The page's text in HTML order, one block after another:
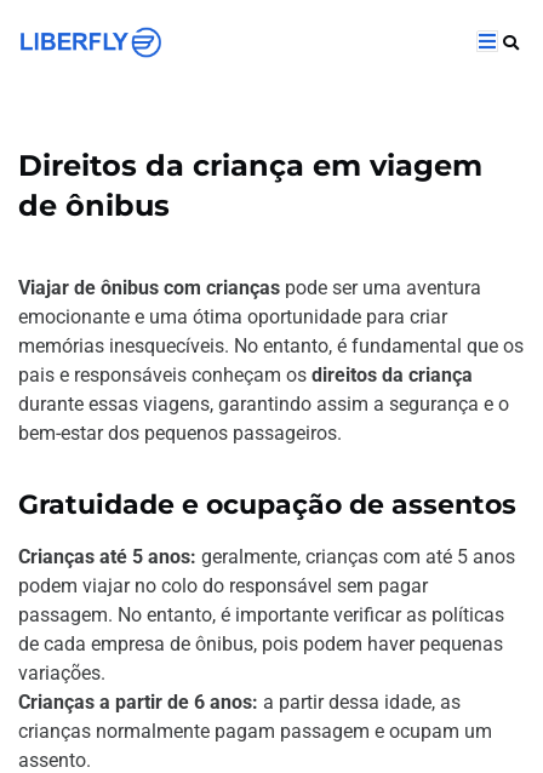
Direitos da criança em viagem
de ônibus
Viajar de ônibus com crianças pode ser uma aventura
emocionante e uma ótima oportunidade para criar
memórias inesquecíveis. No entanto, é fundamental que os
pais e responsáveis conheçam os direitos da criança
durante essas viagens, garantindo assim a segurança e o
bem-estar dos pequenos passageiros.
Gratuidade e ocupação de assentos
Crianças até 5 anos: geralmente, crianças com até 5 anos
podem viajar no colo do responsável sem pagar
passagem. No entanto, é importante verificar as políticas
de cada empresa de ônibus, pois podem haver pequenas
variações.
Crianças a partir de 6 anos: a partir dessa idade, as
crianças normalmente pagam passagem e ocupam um
assento.